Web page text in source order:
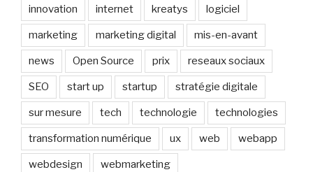
innovation internet kreatys logiciel
marketing marketing digital mis-en-avant
news Open Source prix reseaux sociaux
SEO start up startup stratégie digitale
sur mesure tech technologie technologies
transformation numérique ux web webapp
webdesign webmarketing